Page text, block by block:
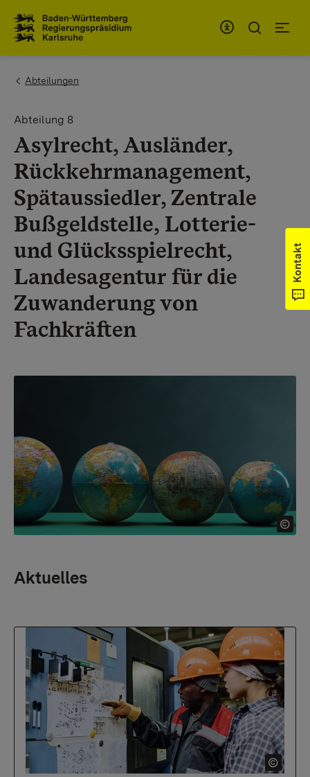
You are here:
Abteilungen
Abteilung 8
Asylrecht, Ausländer,
Rückkehrmanagement,
Spätaussiedler, Zentrale
Bußgeldstelle, Lotterie-
und Glücksspielrecht,
Landesagentur für die
Zuwanderung von
Fachkräften
Aktuelles
Kontakt